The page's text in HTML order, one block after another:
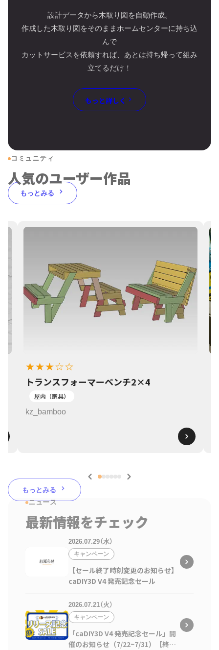
設計データから木取り図を自動作成。
作成した木取り図をそのままホームセンターに持ち込
んで
カットサービスを依頼すれば、あとは持ち帰って組み
立てるだけ！
もっと詳しく
コミュニティ
人気のユーザー作品
もっとみる
★★★☆☆
トランスフォーマーベンチ2×4
屋内（家具）
kz_bamboo
もっとみる
ニュース
最新情報をチェック
2026.07.29（水）
キャンペーン
【セール終了時刻変更のお知らせ】
caDIY3D V4 発売記念セール
2026.07.21（火）
キャンペーン
「caDIY3D V4 発売記念セール」開
催のお知らせ（7/22~7/31）【終了